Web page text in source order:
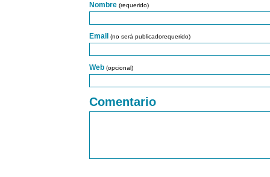
Nombre (requerido)
Email (no será publicadorequerido)
Web (opcional)
Comentario